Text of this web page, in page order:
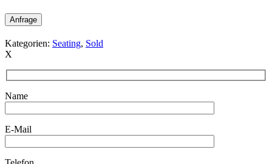
Anfrage
Kategorien: Seating, Sold
X
Name
E-Mail